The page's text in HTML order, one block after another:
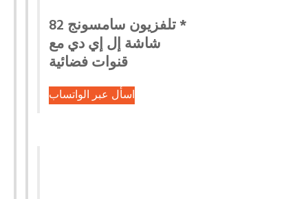
* تلفزيون سامسونج 82
شاشة إل إي دي مع
قنوات فضائية
اسأل عبر الواتساب